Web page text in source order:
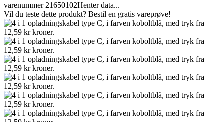
varenummer 21650102Henter data...
Vil du teste dette produkt? Bestil en gratis vareprøve!